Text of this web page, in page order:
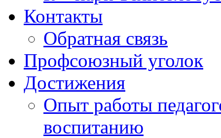
Контакты
Обратная связь
Профсоюзный уголок
Достижения
Опыт работы
воспитанию